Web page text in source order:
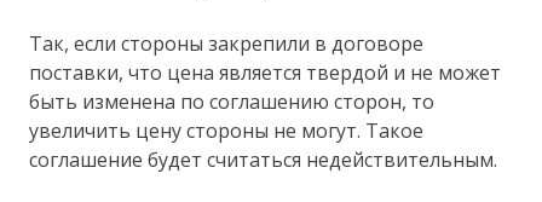
Так, если стороны закрепили в договоре
поставки, что цена является твердой и не может
быть изменена по соглашению сторон, то
увеличить цену стороны не могут. Такое
соглашение будет считаться недействительным.